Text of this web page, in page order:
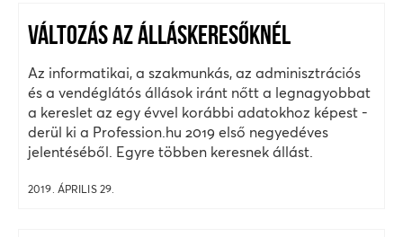
VÁLTOZÁS AZ ÁLLÁSKERESŐKNÉL
Az informatikai, a szakmunkás, az adminisztrációs
és a vendéglátós állások iránt nőtt a legnagyobbat
a kereslet az egy évvel korábbi adatokhoz képest -
derül ki a Profession.hu 2019 első negyedéves
jelentéséből. Egyre többen keresnek állást.
2019. ÁPRILIS 29.